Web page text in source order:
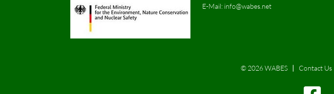
E-Mail: info@wabes.net
© 2026 WABES Contact Us